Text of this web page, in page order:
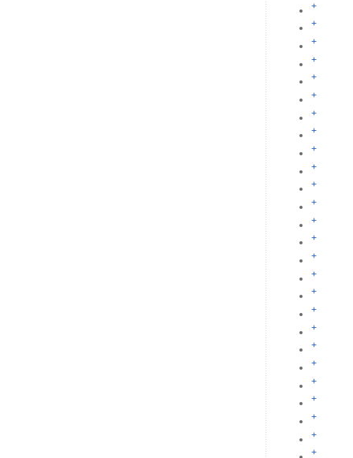
+
+
+
+
+
+
+
+
+
+
+
+
+
+
+
+
+
+
+
+
+
+
+
+
+
+